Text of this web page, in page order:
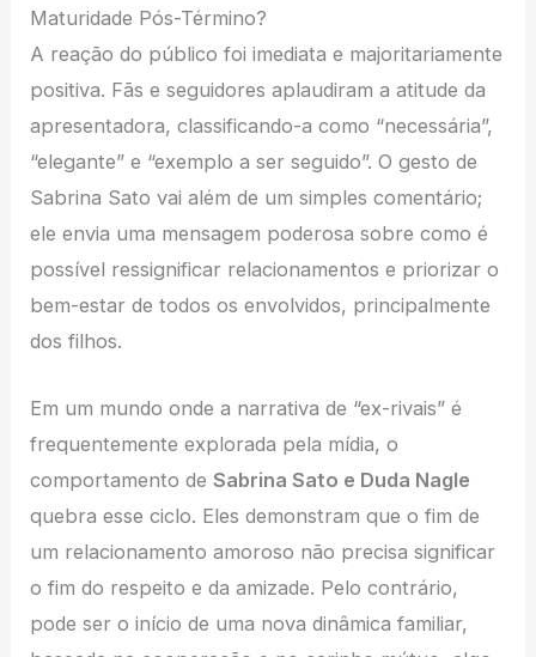
Maturidade Pós-Término?
A reação do público foi imediata e majoritariamente
positiva. Fãs e seguidores aplaudiram a atitude da
apresentadora, classificando-a como “necessária”,
“elegante” e “exemplo a ser seguido”. O gesto de
Sabrina Sato vai além de um simples comentário;
ele envia uma mensagem poderosa sobre como é
possível ressignificar relacionamentos e priorizar o
bem-estar de todos os envolvidos, principalmente
dos filhos.
Em um mundo onde a narrativa de “ex-rivais” é
frequentemente explorada pela mídia, o
comportamento deSabrina Sato e Duda Nagle
quebra esse ciclo. Eles demonstram que o fim de
um relacionamento amoroso não precisa significar
o fim do respeito e da amizade. Pelo contrário,
pode ser o início de uma nova dinâmica familiar,